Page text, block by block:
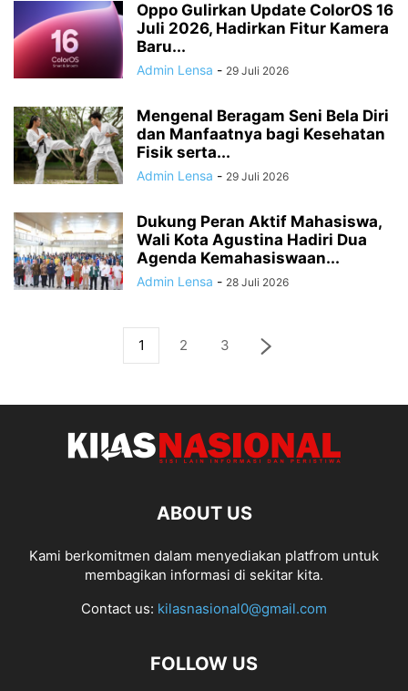
Oppo Gulirkan Update ColorOS 16
Juli 2026, Hadirkan Fitur Kamera
Baru...
Admin Lensa - 29 Juli 2026
Mengenal Beragam Seni Bela Diri
dan Manfaatnya bagi Kesehatan
Fisik serta...
Admin Lensa - 29 Juli 2026
Dukung Peran Aktif Mahasiswa,
Wali Kota Agustina Hadiri Dua
Agenda Kemahasiswaan...
Admin Lensa - 28 Juli 2026
1 2 3
ABOUT US
Kami berkomitmen dalam menyediakan platfrom untuk
membagikan informasi di sekitar kita.
Contact us: kilasnasional0@gmail.com
FOLLOW US